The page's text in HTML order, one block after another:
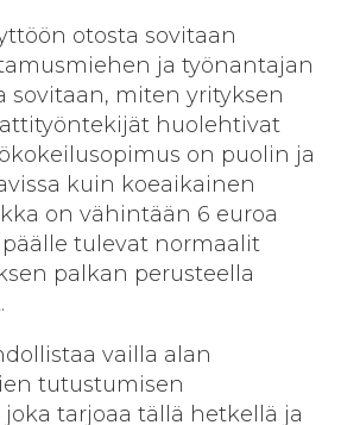
otosta sovitaan
ja työnantajan
sovitaan, miten yrityksen
huolehtivat
on puolin ja
kuin koeaikainen
on vähintään 6 euroa
tulevat normaalit
palkan perusteella
vailla alan
tutustumisen
tarjoaa tällä hetkellä ja